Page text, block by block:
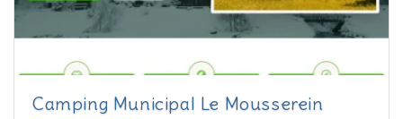
Camping Municipal Le Mousserein